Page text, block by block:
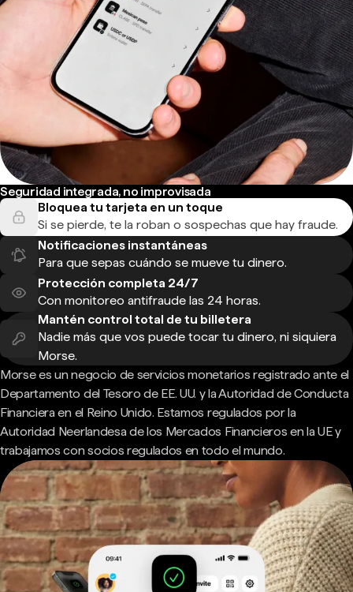
Seguridad integrada, no improvisada
Bloquea tu tarjeta en un toque
Si se pierde, te la roban o sospechas que hay fraude.
Notificaciones instantáneas
Para que sepas cuándo se mueve tu dinero.
Protección completa 24/7
Con monitoreo antifraude las 24 horas.
Mantén control total de tu billetera
Nadie más que vos puede tocar tu dinero, ni siquiera
Morse.
Morse es un negocio de servicios monetarios registrado ante el
Departamento del Tesoro de EE. UU. y la Autoridad de Conducta
Financiera en el Reino Unido. Estamos regulados por la
Autoridad Neerlandesa de los Mercados Financieros en la UE y
trabajamos con socios regulados en todo el mundo.